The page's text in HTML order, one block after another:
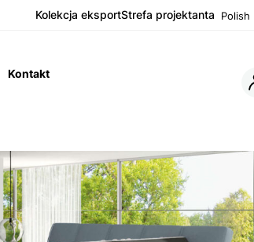
Kolekcja eksportStrefa projektanta
Kontakt